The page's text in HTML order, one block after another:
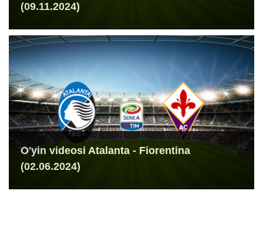
(09.11.2024)
O'yin videosi Atalanta - Fiorentina
(02.06.2024)